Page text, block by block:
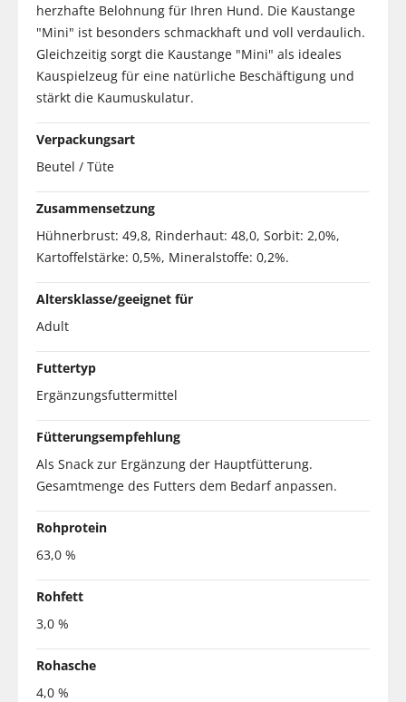
herzhafte Belohnung für Ihren Hund. Die Kaustange
"Mini" ist besonders schmackhaft und voll verdaulich.
Gleichzeitig sorgt die Kaustange "Mini" als ideales
Kauspielzeug für eine natürliche Beschäftigung und
stärkt die Kaumuskulatur.
Verpackungsart
Beutel / Tüte
Zusammensetzung
Hühnerbrust: 49,8, Rinderhaut: 48,0, Sorbit: 2,0%,
Kartoffelstärke: 0,5%, Mineralstoffe: 0,2%.
Altersklasse/geeignet für
Adult
Futtertyp
Ergänzungsfuttermittel
Fütterungsempfehlung
Als Snack zur Ergänzung der Hauptfütterung.
Gesamtmenge des Futters dem Bedarf anpassen.
Rohprotein
63,0 %
Rohfett
3,0 %
Rohasche
4,0 %